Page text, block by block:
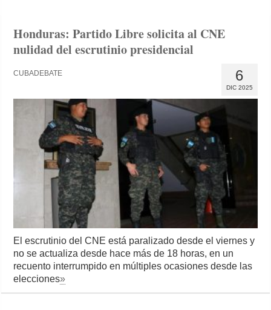
Honduras: Partido Libre solicita al CNE
nulidad del escrutinio presidencial
6
DIC 2025
CUBADEBATE
El escrutinio del CNE está paralizado desde el viernes y
no se actualiza desde hace más de 18 horas, en un
recuento interrumpido en múltiples ocasiones desde las
elecciones»